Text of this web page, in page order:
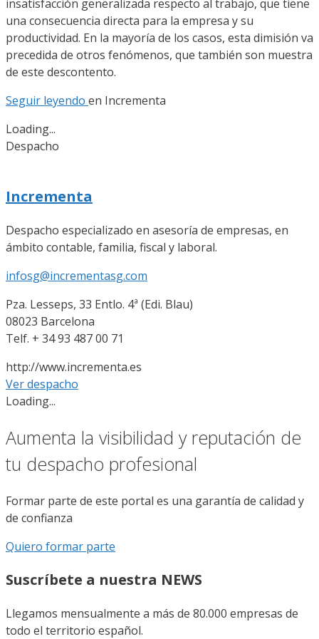
insatisfacción generalizada respecto al trabajo, que tiene
una consecuencia directa para la empresa y su
productividad. En la mayoría de los casos, esta dimisión va
precedida de otros fenómenos, que también son muestra
de este descontento.
Seguir leyendo en Incrementa
Loading...
Despacho
Incrementa
Despacho especializado en asesoría de empresas, en
ámbito contable, familia, fiscal y laboral.
infosg@incrementasg.com
Pza. Lesseps, 33 Entlo. 4ª (Edi. Blau)
08023 Barcelona
Telf. + 34 93 487 00 71
http://www.incrementa.es
Ver despacho
Loading...
Aumenta la visibilidad y reputación de
tu despacho profesional
Formar parte de este portal es una garantía de calidad y
de confianza
Quiero formar parte
Suscríbete a nuestra NEWS
Llegamos mensualmente a más de 80.000 empresas de
todo el territorio español.